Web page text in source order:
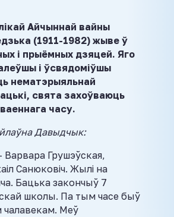
Айчыннай вайны
(1911-1982) жыве ў
і прыёмных дзяцей. Яго
і ўсвядоміўшы
нематэрыяльнай
свята захоўваюць
часу.
Давыдчык:
Варвара Грушэўская,
Санюковіч. Жылі на
Бацька закончыў 7
школы. Па тым часе быў
Меў